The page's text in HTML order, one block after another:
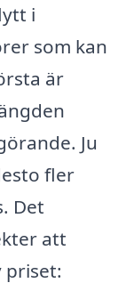
i
som kan
är
Ju
fler
Det
att
priset: